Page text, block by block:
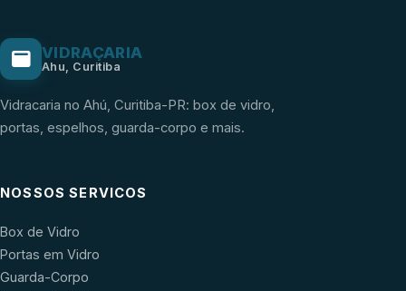
VIDRAÇARIA
Ahu, Curitiba
Vidracaria no Ahú, Curitiba-PR: box de vidro,
portas, espelhos, guarda-corpo e mais.
NOSSOS SERVICOS
Box de Vidro
Portas em Vidro
Guarda-Corpo